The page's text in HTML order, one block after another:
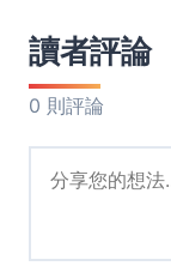
讀者評論
0 則評論